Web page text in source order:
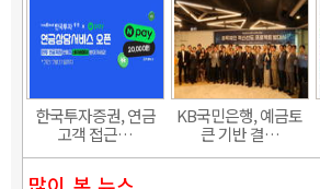
한국투자증권, 연금
고객 접근…
KB국민은행, 예금토
큰 기반 결…